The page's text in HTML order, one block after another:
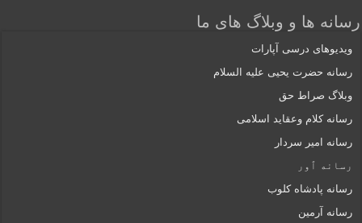
رسانه ها و وبلاگ های ما
ویدیوهای درسی آپارات
رسانه حضرت یحیی علیه السلام
وبلاگ صراط حق
رسانه کلام وعقاید اسلامی
رسانه امیر سردار
رسانه ٱور
رسانه پادشاه کلوب
رسانه آرمین